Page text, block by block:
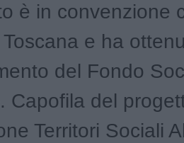
è in convenzione
e ha
del Fondo
Capofila del
Territori Sociali